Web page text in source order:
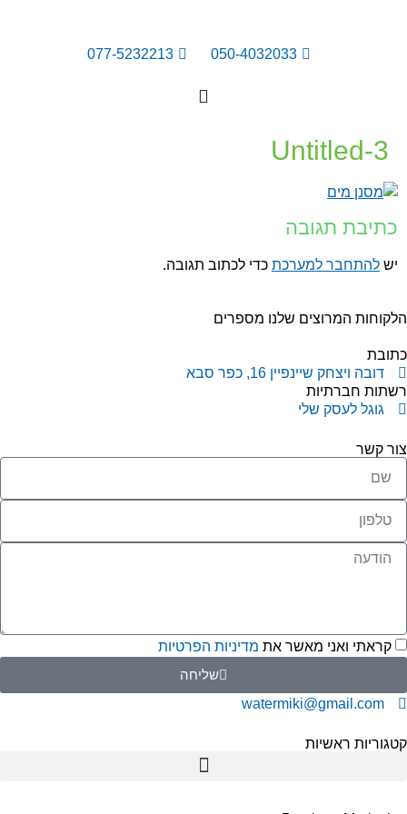
050-4032033
077-5232213
Untitled-3
כתיבת תגובה
ישלהתחבר למערכתכדי לכתוב תגובה.
המרוצים שלנו מספרים
דובה ויצחק שיינפיין 16, כפר סבא
חברתיות
גוגל לעסק שלי
קשר
קראתי ואני מאשר אתמדיניות הפרטיות
שליחה
watermiki@gmail.com
ראשיות